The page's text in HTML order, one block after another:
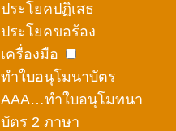
ประโยคปฏิเสธ
ประโยคขอร้อง
เครื่องมือ
ทำใบอนุโมนาบัตร
AAA…ทำใบอนุโมทนา
บัตร 2 ภาษา